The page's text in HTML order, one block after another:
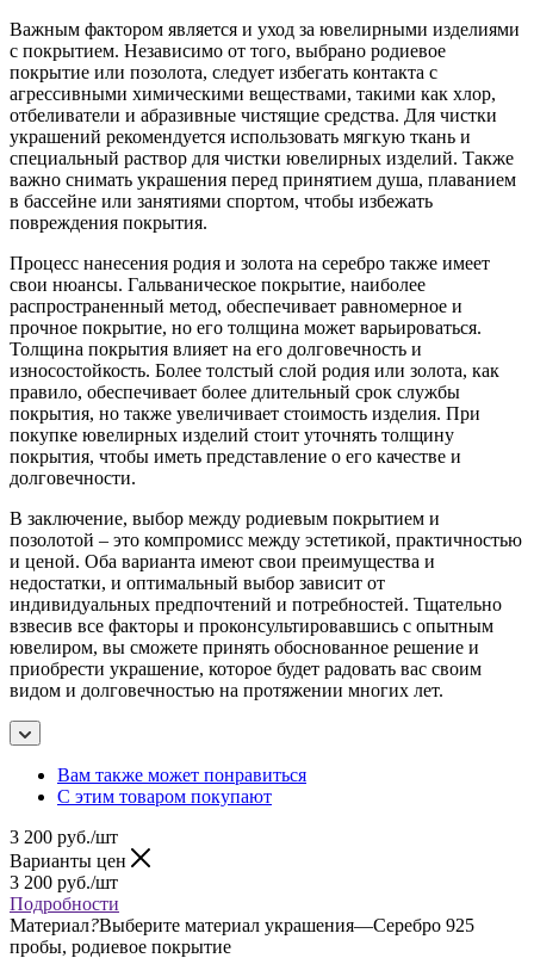
Важным фактором является и уход за ювелирными изделиями
с покрытием. Независимо от того, выбрано родиевое
покрытие или позолота, следует избегать контакта с
агрессивными химическими веществами, такими как хлор,
отбеливатели и абразивные чистящие средства. Для чистки
украшений рекомендуется использовать мягкую ткань и
специальный раствор для чистки ювелирных изделий. Также
важно снимать украшения перед принятием душа, плаванием
в бассейне или занятиями спортом, чтобы избежать
повреждения покрытия.
Процесс нанесения родия и золота на серебро также имеет
свои нюансы. Гальваническое покрытие, наиболее
распространенный метод, обеспечивает равномерное и
прочное покрытие, но его толщина может варьироваться.
Толщина покрытия влияет на его долговечность и
износостойкость. Более толстый слой родия или золота, как
правило, обеспечивает более длительный срок службы
покрытия, но также увеличивает стоимость изделия. При
покупке ювелирных изделий стоит уточнять толщину
покрытия, чтобы иметь представление о его качестве и
долговечности.
В заключение, выбор между родиевым покрытием и
позолотой – это компромисс между эстетикой, практичностью
и ценой. Оба варианта имеют свои преимущества и
недостатки, и оптимальный выбор зависит от
индивидуальных предпочтений и потребностей. Тщательно
взвесив все факторы и проконсультировавшись с опытным
ювелиром, вы сможете принять обоснованное решение и
приобрести украшение, которое будет радовать вас своим
видом и долговечностью на протяжении многих лет.
Вам также может понравиться
С этим товаром покупают
3 200 руб./шт
Варианты цен
3 200 руб./шт
Подробности
Материал?Выберите материал украшения—Серебро 925
пробы, родиевое покрытие